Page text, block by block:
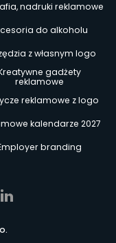
nadruki reklamowe
do alkoholu
z własnym logo
gadżety
reklamowe
reklamowe z logo
kalendarze 2027
branding